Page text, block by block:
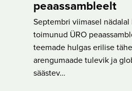
peaassambleelt
Septembri viimasel nädalal
toimunud ÜRO
teemade hulgas erilise
arengumaade tulevik ja
säästev…